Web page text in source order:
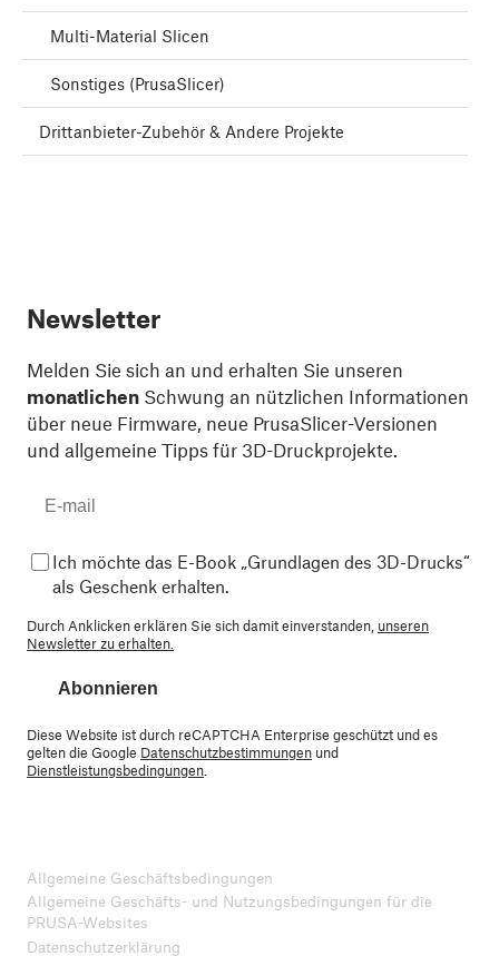
Multi-Material Slicen
Sonstiges (PrusaSlicer)
Drittanbieter-Zubehör & Andere Projekte
Newsletter
Melden Sie sich an und erhalten Sie unseren
monatlichen Schwung an nützlichen Informationen
über neue Firmware, neue PrusaSlicer-Versionen
und allgemeine Tipps für 3D-Druckprojekte.
Ich möchte das E-Book „Grundlagen des 3D-Drucks“
als Geschenk erhalten.
Durch Anklicken erklären Sie sich damit einverstanden, unseren
Newsletter zu erhalten.
Abonnieren
Diese Website ist durch reCAPTCHA Enterprise geschützt und es
gelten die Google Datenschutzbestimmungen und
Dienstleistungsbedingungen.
Allgemeine Geschäftsbedingungen
Allgemeine Geschäfts- und Nutzungsbedingungen für die
PRUSA-Websites
Datenschutzerklärung